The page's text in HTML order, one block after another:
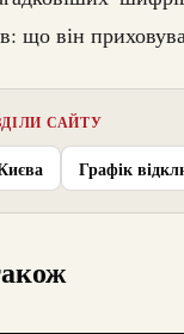
що він
САЙТУ
Графік